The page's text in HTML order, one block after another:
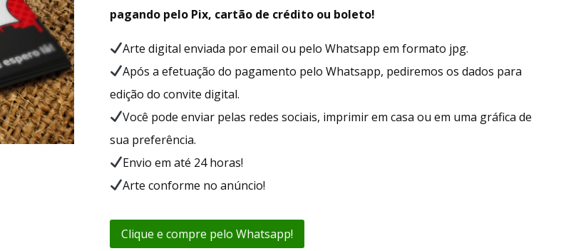
pagando pelo Pix, cartão de crédito ou boleto!
Arte digital enviada por email ou pelo Whatsapp em formato jpg.
Após a efetuação do pagamento pelo Whatsapp, pediremos os dados para
edição do convite digital.
Você pode enviar pelas redes sociais, imprimir em casa ou em uma gráfica de
sua preferência.
Envio em até 24 horas!
Arte conforme no anúncio!
Clique e compre pelo Whatsapp!